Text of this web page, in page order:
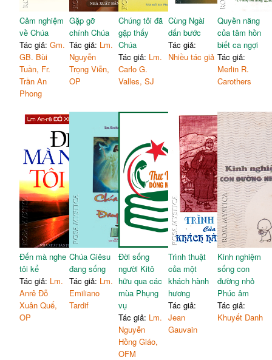
Cảm nghiệm
về Chúa
Tác giả:Gm.
GB. Bùi
Tuần, Fr.
Trần An
Phong
Gặp gỡ
chính Chúa
Tác giả: Lm.
Nguyễn
Trọng Viễn,
OP
Chúng tôi đã
gặp thấy
Chúa
Tác giả: Lm.
Carlo G.
Valles, SJ
Cùng Ngài
dấn bước
Tác giả:
Nhiều tác giả
Quyền năng
của tâm hồn
biết ca ngợi
Tác giả:
Merlin R.
Carothers
Đến mà nghe
tôi kể
Tác giả: Lm.
Anrê Đỗ
Xuân Quế,
OP
Chúa Giêsu
đang sống
Tác giả: Lm.
Emiliano
Tardif
Đời sống
người Kitô
hữu qua các
mùa Phụng
vụ
Tác giả: Lm.
Nguyễn
Hồng Giáo,
OFM
Trình thuật
của một
khách hành
hương
Tác giả:
Jean
Gauvain
Kinh nghiệm
sống con
đường nhỏ
Phúc âm
Tác giả:
Khuyết Danh